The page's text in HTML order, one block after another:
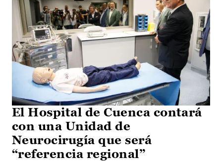
El Hospital de Cuenca contará
con una Unidad de
Neurocirugía que será
“referencia regional”